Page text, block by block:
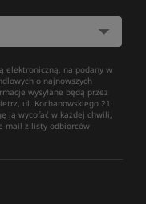
elektroniczną, na podany w
o najnowszych
wysyłane będą przez
ul. Kochanowskiego 21.
ją wycofać w każdej chwili,
mail z listy odbiorców